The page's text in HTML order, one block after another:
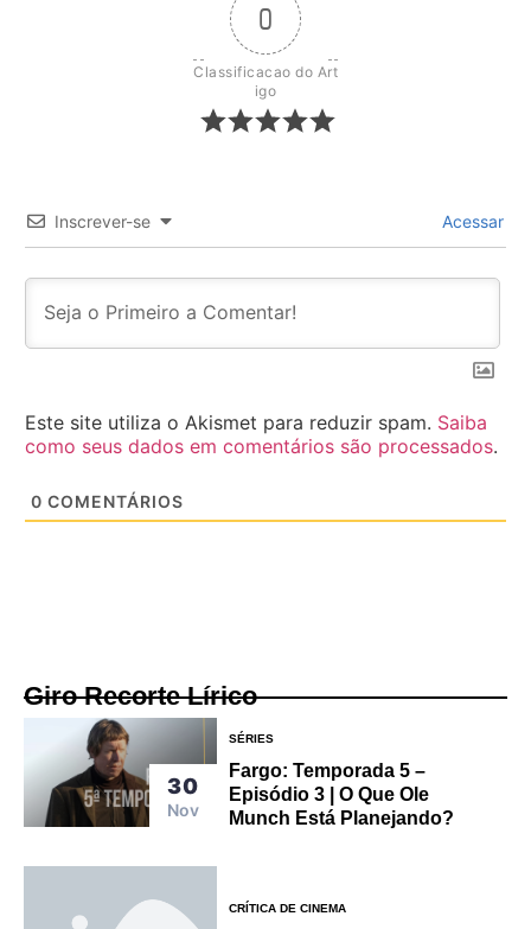
0
Classificacao do Art
igo
Inscrever-se Acessar
Este site utiliza o Akismet para reduzir spam. Saiba
como seus dados em comentários são processados.
0 COMENTÁRIOS
Giro Recorte Lírico
30
Nov
SÉRIES
Fargo: Temporada 5 –
Episódio 3 | O Que Ole
Munch Está Planejando?
CRÍTICA DE CINEMA